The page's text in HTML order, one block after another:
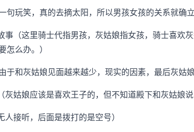
句玩笑，真的去摘太阳，所以男孩女孩的关系就确立
事（这里骑士代指男孩，灰姑娘指女孩，骑士喜欢
怎么办。）
于和灰姑娘见面越来越少，现实的因素，最后灰姑
灰姑娘应该是喜欢王子的，但不知道殿下和灰姑娘说
接听，后面是拨打的是空号）